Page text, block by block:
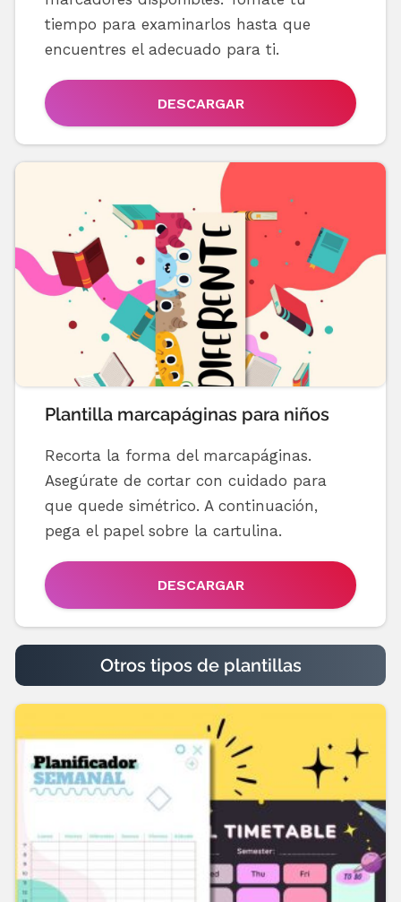
tiempo para examinarlos hasta que
encuentres el adecuado para ti.
DESCARGAR
Plantilla marcapáginas para niños
Recorta la forma del marcapáginas.
Asegúrate de cortar con cuidado para
que quede simétrico. A continuación,
pega el papel sobre la cartulina.
DESCARGAR
Otros tipos de plantillas